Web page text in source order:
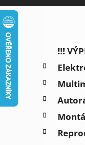
o
s
t
r
a
n
Přeskočit
t
e
g
o
r
i
e
!!!